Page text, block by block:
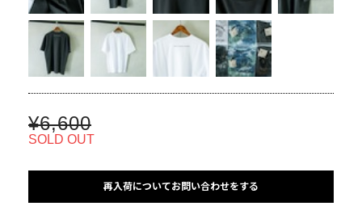
¥6,600
SOLD OUT
再入荷についてお問い合わせをする